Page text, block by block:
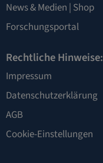
News & Medien | Shop
Forschungsportal
Rechtliche Hinweise:
Impressum
Datenschutzerklärung
AGB
Cookie-Einstellungen